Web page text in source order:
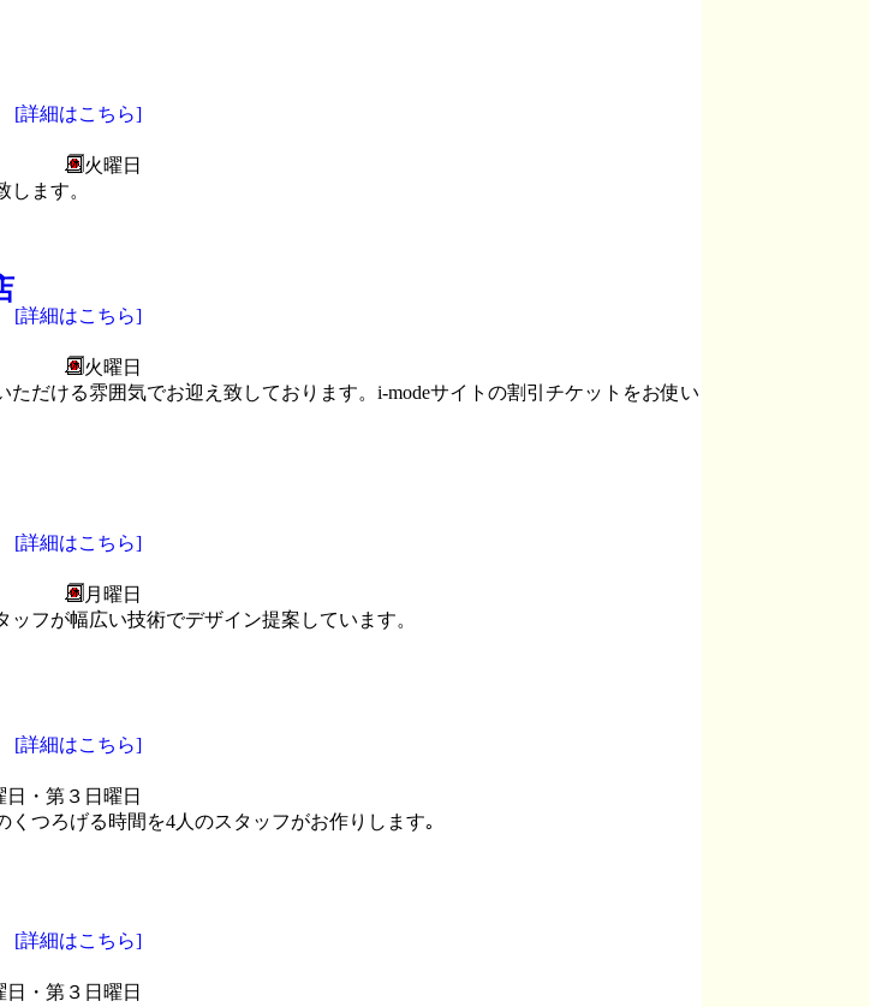
[詳細はこちら]
火曜日
ます。
[詳細はこちら]
火曜日
だける雰囲気でお迎え致しております。i-modeサイトの割引チケットをお使い
[詳細はこちら]
月曜日
フが幅広い技術でデザイン提案しています。
[詳細はこちら]
日・第３日曜日
つろげる時間を4人のスタッフがお作りします｡
[詳細はこちら]
日・第３日曜日